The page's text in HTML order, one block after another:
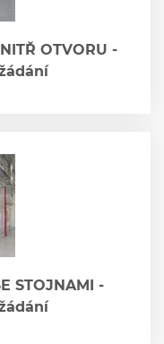
OTVORU -
STOJNAMI -